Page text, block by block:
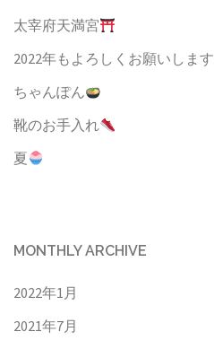
太宰府天満宮
2022年もよろしくお願いします
ちゃんぽん
靴のお手入れ
夏
MONTHLY ARCHIVE
2022年1月
2021年7月